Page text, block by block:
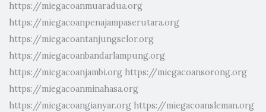
https://miegacoanmuaradua.org
https://miegacoanpenajampaserutara.org
https://miegacoantanjungselor.org
https://miegacoanbandarlampung.org
https://miegacoanjambi.org https://miegacoansorong.org
https://miegacoanminahasa.org
https://miegacoangianyar.org https://miegacoansleman.org